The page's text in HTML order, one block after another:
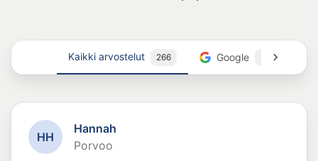
Kaikki arvostelut 266 Google
HH
Hannah
Porvoo